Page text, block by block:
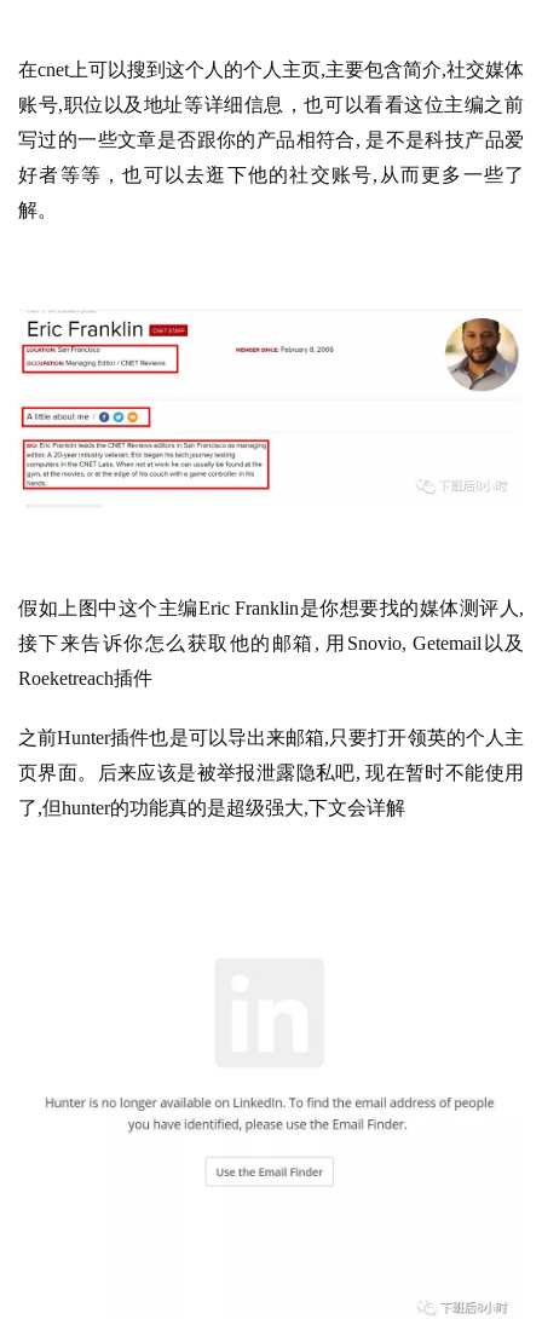
在cnet上可以搜到这个人的个人主页,主要包含简介,社交媒体
账号,职位以及地址等详细信息，也可以看看这位主编之前
写过的一些文章是否跟你的产品相符合, 是不是科技产品爱
好者等等，也可以去逛下他的社交账号,从而更多一些了
解。
假如上图中这个主编Eric Franklin是你想要找的媒体测评人,
接下来告诉你怎么获取他的邮箱, 用Snovio, Getemail以及
Roeketreach插件
之前Hunter插件也是可以导出来邮箱,只要打开领英的个人主
页界面。后来应该是被举报泄露隐私吧, 现在暂时不能使用
了,但hunter的功能真的是超级强大,下文会详解